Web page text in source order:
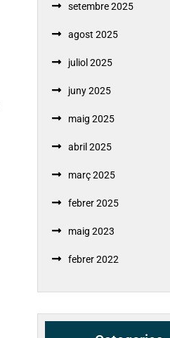
setembre 2025
agost 2025
juliol 2025
juny 2025
maig 2025
abril 2025
març 2025
febrer 2025
maig 2023
febrer 2022